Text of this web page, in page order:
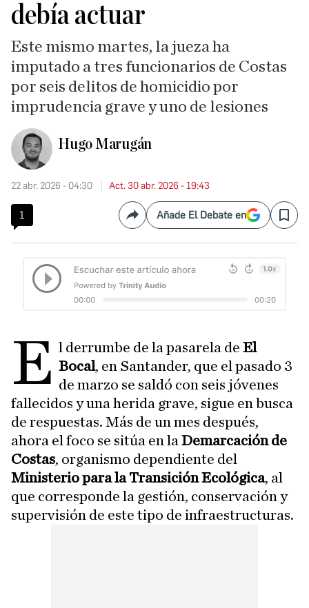
debía actuar
Este mismo martes, la jueza ha
imputado a tres funcionarios de Costas
por seis delitos de homicidio por
imprudencia grave y uno de lesiones
Hugo Marugán
22 abr. 2026 - 04:30 Act. 30 abr. 2026 - 19:43
1 CompartirAñade El Debate en Save
E l derrumbe de la pasarela deEl
Bocal, en Santander, que el pasado 3
de marzo se saldó con seis jóvenes
fallecidos y una herida grave, sigue en busca
de respuestas. Más de un mes después,
ahora el foco se sitúa en la Demarcación de
Costas, organismo dependiente del
Ministerio para la Transición Ecológica, al
que corresponde la gestión, conservación y
supervisión de este tipo de infraestructuras.